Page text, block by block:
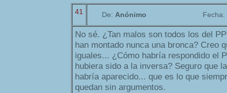
41 De: Anónimo Fecha:
No sé. ¿Tan malos son todos los del
han montado nunca una bronca? Creo
iguales... ¿Cómo habría respondido el
hubiera sido a la inversa? Seguro que
habría aparecido... que es lo que
quedan sin argumentos.